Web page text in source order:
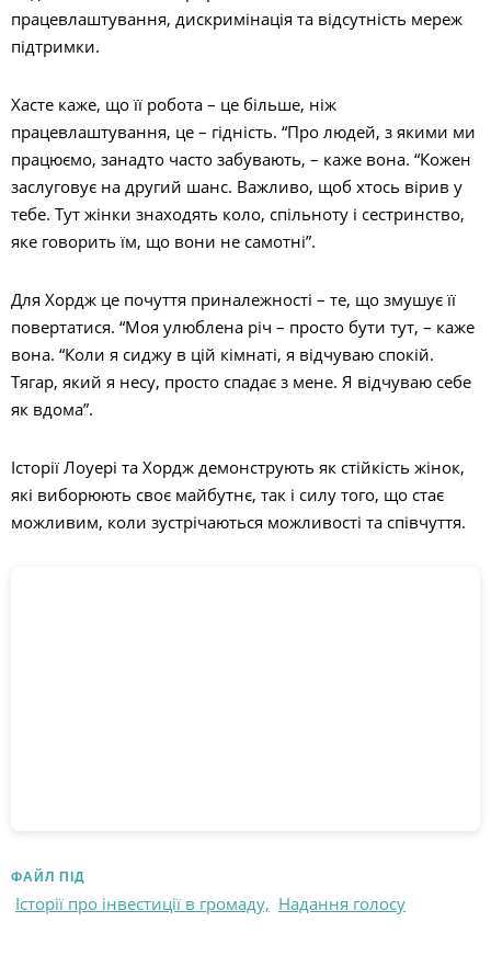
працевлаштування, дискримінація та відсутність мереж
підтримки.
Хасте каже, що її робота – це більше, ніж
працевлаштування, це – гідність. “Про людей, з якими ми
працюємо, занадто часто забувають, – каже вона. “Кожен
заслуговує на другий шанс. Важливо, щоб хтось вірив у
тебе. Тут жінки знаходять коло, спільноту і сестринство,
яке говорить їм, що вони не самотні”.
Для Хордж це почуття приналежності – те, що змушує її
повертатися. “Моя улюблена річ – просто бути тут, – каже
вона. “Коли я сиджу в цій кімнаті, я відчуваю спокій.
Тягар, який я несу, просто спадає з мене. Я відчуваю себе
як вдома”.
Історії Лоуері та Хордж демонструють як стійкість жінок,
які виборюють своє майбутнє, так і силу того, що стає
можливим, коли зустрічаються можливості та співчуття.
ФАЙЛ ПІД
Історії про інвестиції в громаду, Надання голосу